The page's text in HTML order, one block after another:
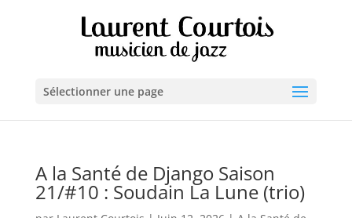
Sélectionner une page
A la Santé de Django Saison
21/#10 : Soudain La Lune (trio)